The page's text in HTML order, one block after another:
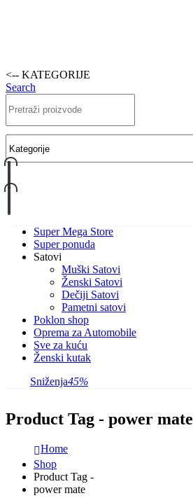
<-- KATEGORIJE
Search
Super Mega Store
Super ponuda
Satovi
Muški Satovi
Ženski Satovi
Dečiji Satovi
Pametni satovi
Poklon shop
Oprema za Automobile
Sve za kuću
Ženski kutak
Sniženja45%
Product Tag - power mate
Home
Shop
Product Tag -
power mate